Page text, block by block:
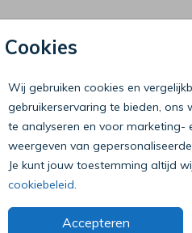
Cookies
Wij gebruiken cookies en
gebruikerservaring te bieden, ons
te analyseren en voor marketing-
weergeven van
Je kunt jouw toestemming altijd
cookiebeleid
Accepteren
Bel onze klantenservice
Op werkdagen van 09:00 tot